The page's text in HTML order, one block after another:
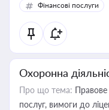
Фінансові послуги
Охоронна
Про що тема:
послуг, вимоги до